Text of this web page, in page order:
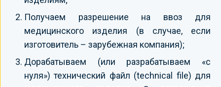
Получаем разрешение на ввоз для
медицинского изделия (в случае, если
изготовитель – зарубежная компания);
Дорабатываем (или разрабатываем «с
нуля») технический файл (technical file) для